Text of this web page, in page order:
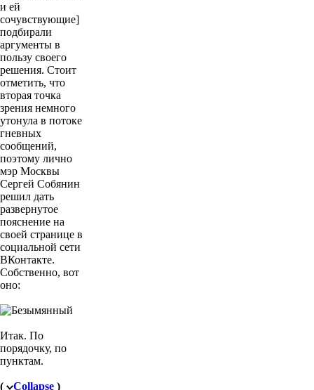
[городская мэрия
и ей
сочувствующие]
подбирали
аргументы в
пользу своего
решения. Стоит
отметить, что
вторая точка
зрения немного
утонула в потоке
гневных
сообщений,
поэтому лично
мэр Москвы
Сергей Собянин
решил дать
развернутое
пояснение на
своей странице в
социальной сети
ВКонтакте.
Собственно, вот
Итак. По
порядочку, по